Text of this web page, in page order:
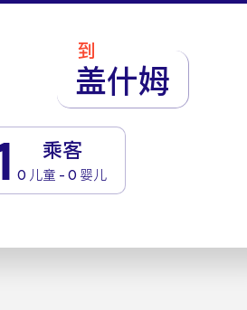
到
盖什姆
乘客
0 儿童 - 0 婴儿